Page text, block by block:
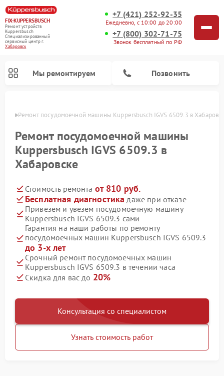
FIX-KUPPERSBUSCH
Ремонт устройств
Kuppersbusch
Специализированный
cервисный центр г.
Хабаровск
+7 (421) 252-92-35
Ежедневно, с 10:00 до 20:00
+7 (800) 302-71-75
Звонок бесплатный по РФ
Мы ремонтируем Позвонить
Ремонт посудомоечной машины Kuppersbusch IGVS 6509.3 в
Ремонт посудомоечной машины
Kuppersbusch IGVS 6509.3 в
Хабаровске
Стоимость ремонта от 810 руб.
Бесплатная диагностика даже при отказе
Привезем и увезем посудомоечную машину
Kuppersbusch IGVS 6509.3 сами
Гарантия на наши работы по ремонту
посудомоечных машин Kuppersbusch IGVS 6509.3
до 3-х лет
Срочный ремонт посудомоечных машин
Kuppersbusch IGVS 6509.3 в течении часа
Скидка для вас до 20%
Консультация со специалистом
Узнать стоимость работ